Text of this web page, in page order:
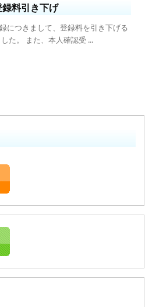
料引き下げ
につきまして、登録料を引き下げる
た。 また、本人確認受 ...